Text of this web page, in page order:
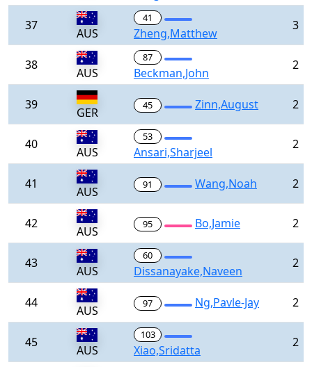
37
AUS
41
Zheng,Matthew
3
38
AUS
87
Beckman,John
2
39
GER 45 Zinn,August 2
40
AUS
53
Ansari,Sharjeel
2
41
AUS 91 Wang,Noah 2
42
AUS 95 Bo,Jamie 2
43
AUS
60
Dissanayake,Naveen
2
44
AUS 97 Ng,Pavle-Jay 2
45
AUS
103
Xiao,Sridatta
2